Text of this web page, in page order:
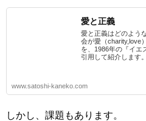
愛と正義
愛と正義はどのよう
会が愛（charity,love
を、1986年の『イエ
引用して紹介します。
www.satoshi-kaneko.com
しかし、課題もあります。